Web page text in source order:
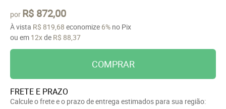
por R$ 872,00
À vista R$ 819,68 economize 6% no Pix
ou em 12xde R$ 88,37
COMPRAR
FRETE E PRAZO
Calcule o frete e o prazo de entrega estimados para sua região: